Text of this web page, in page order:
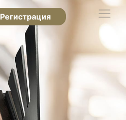
Регистрация